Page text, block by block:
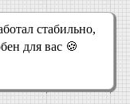
стабильно,
для вас 🍪